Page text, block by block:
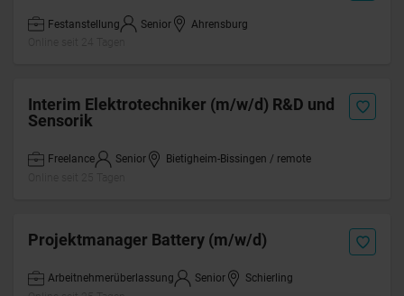
Festanstellung Senior
Ahrensburg
Interim Elektrotechniker (m/w/d) R&D und
Sensorik
Freelance Senior
Bietigheim-Bissingen / remote
Projektmanager Battery (m/w/d)
Arbeitnehmerüberlassung Senior
Schierling